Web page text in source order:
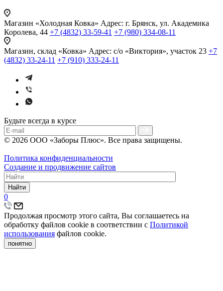
Магазин «Холодная Ковка» Адрес: г. Брянск, ул. Академика
Королева, 44 +7 (4832) 33-59-41 +7 (980) 334-08-11
Магазин, склад «Ковка» Адрес: с/о «Виктория», участок 23 +7
(4832) 33-24-11 +7 (910) 333-24-11
Будьте всегда в курсе
© 2026 ООО «Заборы Плюс». Все права защищены.
Политика конфиденциальности
Создание и продвижение сайтов
Найти
0
Продолжая просмотр этого сайта, Вы соглашаетесь на
обработку файлов cookie в соответствии с Политикой
использования файлов cookie.
понятно